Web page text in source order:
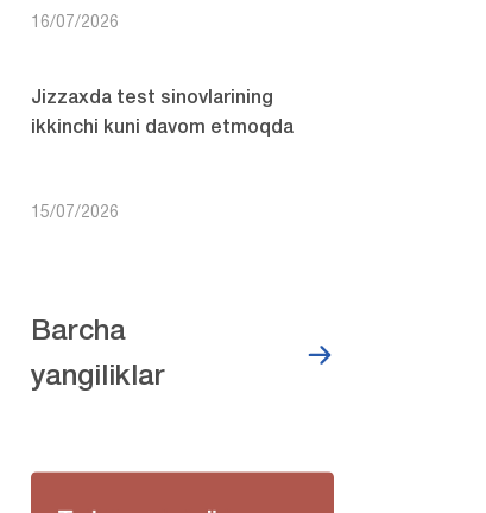
16/07/2026
Jizzaxda test sinovlarining
ikkinchi kuni davom etmoqda
15/07/2026
Barcha
yangiliklar